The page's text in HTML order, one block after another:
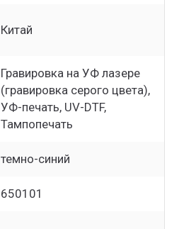
Китай
Гравировка на УФ лазере
(гравировка серого цвета),
УФ-печать, UV-DTF,
Тампопечать
темно-синий
650101